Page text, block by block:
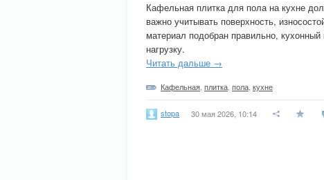
Кафельная плитка для пола на кухне
важно учитывать поверхность,
материал подобран правильно,
нагрузку.
Читать дальше →
Кафельная плитка пола кухне
stopa 30 мая 2026, 10:14